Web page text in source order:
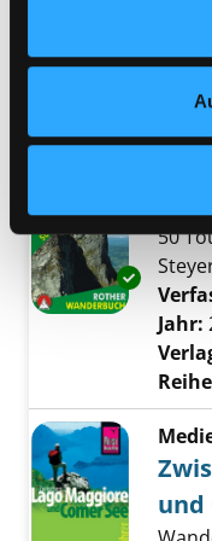
jederzeit widerrufen
Nähere
50
Jahr:
und